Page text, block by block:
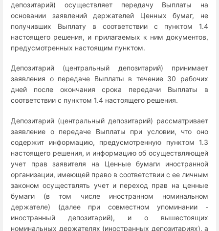
депозитарий) осуществляет передачу Выплаты на
основании заявлений держателей Ценных бумаг, не
получивших Выплату в соответствии с пунктом 1.4
настоящего решения, и прилагаемых к ним документов,
предусмотренных настоящим пунктом.
Депозитарий (центральный депозитарий) принимает
заявления о передаче Выплаты в течение 30 рабочих
дней после окончания срока передачи Выплаты в
соответствии с пунктом 1.4 настоящего решения.
Депозитарий (центральный депозитарий) рассматривает
заявление о передаче Выплаты при условии, что оно
содержит информацию, предусмотренную пунктом 1.3
настоящего решения, и информацию об осуществляющей
учет прав заявителя на Ценные бумаги иностранной
организации, имеющей право в соответствии с ее личным
законом осуществлять учет и переход прав на ценные
бумаги (в том числе иностранном номинальном
держателе) (далее при совместном упоминании -
иностранный депозитарий), и о вышестоящих
номинальных держателях (иностранных депозитариях), а